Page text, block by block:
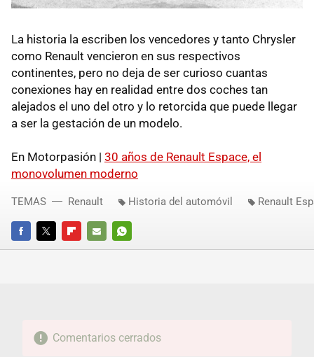
La historia la escriben los vencedores y tanto Chrysler
como Renault vencieron en sus respectivos
continentes, pero no deja de ser curioso cuantas
conexiones hay en realidad entre dos coches tan
alejados el uno del otro y lo retorcida que puede llegar
a ser la gestación de un modelo.
En Motorpasión | 30 años de Renault Espace, el
monovolumen moderno
FACEBOOKTWITTERFLIPBOARD
E-
WHATSAPP
TEMAS Renault Historia del automóvil Renault
Comentarios cerrados